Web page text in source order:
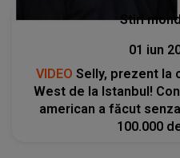
Stiri
01 iun
VIDEO Selly, prezent la
West de la Istanbul!
american a făcut
100.000